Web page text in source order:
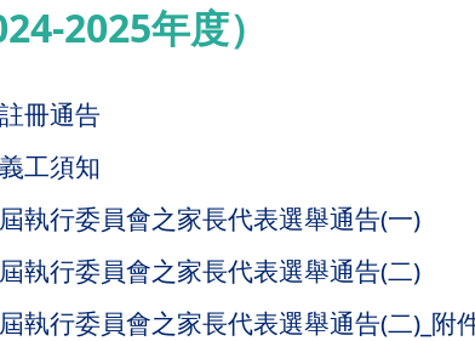
2025年度）
冊通告
工須知
執行委員會之家長代表選舉通告(一)
執行委員會之家長代表選舉通告(二)
執行委員會之家長代表選舉通告(二)_附